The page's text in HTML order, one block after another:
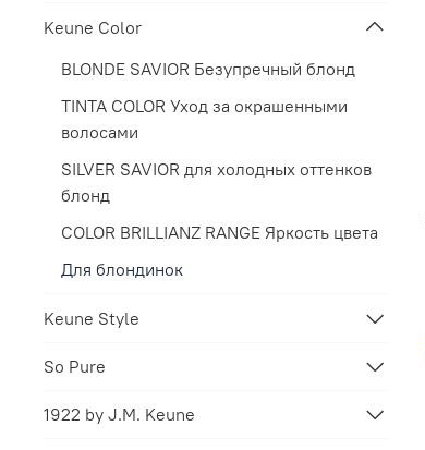
Keune Color
BLONDE SAVIOR Безупречный блонд
TINTA COLOR Уход за окрашенными
волосами
SILVER SAVIOR для холодных оттенков
блонд
COLOR BRILLIANZ RANGE Яркость цвета
Для блондинок
Keune Style
So Pure
1922 by J.M. Keune